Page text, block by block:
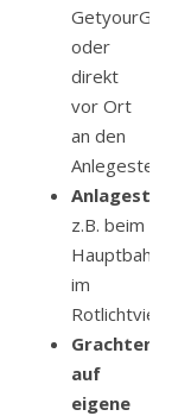
GetyourGuide
oder
direkt
vor Ort
an den
Anlegestellen
Anlagestellen:
z.B. beim
Hauptbahnhof,
im
Rotlichtviertel
Grachtenfahrt
auf
eigene